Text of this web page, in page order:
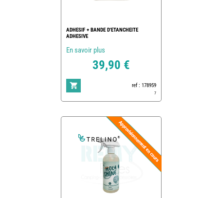
ADHESIF + BANDE D'ETANCHEITE
ADHESIVE
En savoir plus
39,90 €
ref : 178959
7